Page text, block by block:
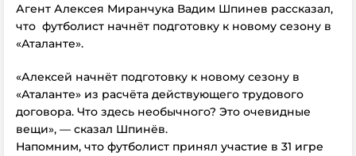
Агент Алексея Миранчука Вадим Шпинев рассказал,
что футболист начнёт подготовку к новому сезону в
«Аталанте».
«Алексей начнёт подготовку к новому сезону в
«Аталанте» из расчёта действующего трудового
договора. Что здесь необычного? Это очевидные
вещи», — сказал Шпинёв.
Напомним, что футболист принял участие в 31 игре